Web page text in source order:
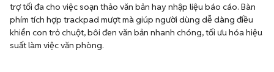
trợ tối đa cho việc soạn thảo văn bản hay nhập liệu báo cáo. Bàn
phím tích hợp trackpad mượt mà giúp người dùng dễ dàng điều
khiển con trỏ chuột, bôi đen văn bản nhanh chóng, tối ưu hóa hiệu
suất làm việc văn phòng.